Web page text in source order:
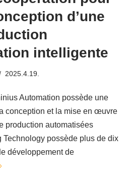
d’une
intelligente
2025.4.19.
Automation possède une
conception et la mise en œuvre
production automatisées
Technology possède plus de dix
développement de